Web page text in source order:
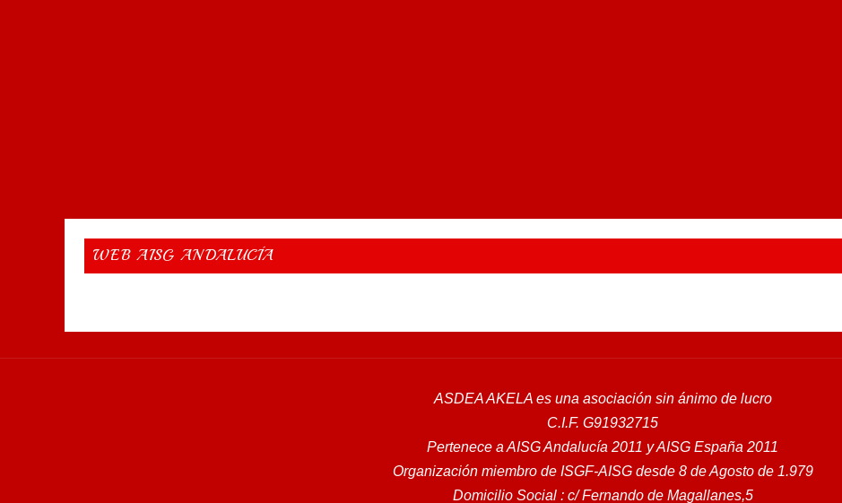
WEB AISG ANDALUCÍA
ASDEA AKELA es una asociación sin ánimo de lucro
C.I.F. G91932715
Pertenece a AISG Andalucía 2011 yAISG España 2011
Organización miembro de ISGF-AISG desde 8 de Agosto de 1.979
Domicilio Social : c/ Fernando de Magallanes,5